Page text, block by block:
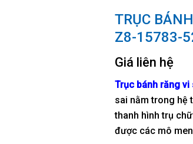
TRỤC
Z8-15783-
Giá liên hệ
Trục bánh răng vi
sai nằm trong hệ
thanh hình trụ
được các mô